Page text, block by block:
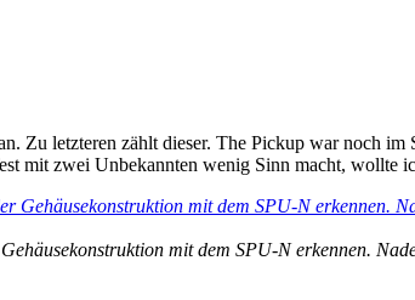
Zu letzteren zählt dieser. The Pickup war noch
mit zwei Unbekannten wenig Sinn macht, wollte
mit dem SPU-N erkennen.